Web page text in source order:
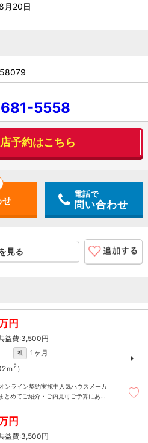
月20日
5558
予約はこちら
電話で
問い合わせ
見る
円
3,500円
礼
1ヶ月
ｍ 2）
ンライン契約実施中人気ハウスメーカ
とめてご紹介・ご内見可ご予算にあっ
円
3,500円